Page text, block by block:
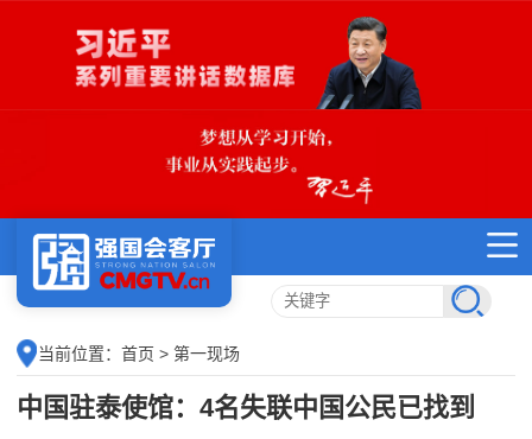
当前位置： 首页 > 第一现场
中国驻泰使馆：4名失联中国公民已找到